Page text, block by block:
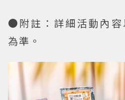
●附註：詳細活動內容
為準。